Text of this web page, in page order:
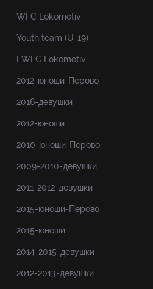
WFC Lokomotiv
Youth team (U-19)
FWFC Lokomotiv
2012-юноши-Перово
2016-девушки
2012-юноши
2010-юноши-Перово
2009-2010-девушки
2011-2012-девушки
2015-юноши-Перово
2015-юноши
2014-2015-девушки
2012-2013-девушки